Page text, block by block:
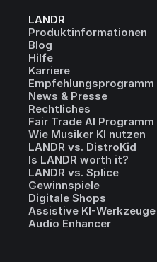
LANDR
Produktinformationen
Blog
Hilfe
Karriere
Empfehlungsprogramm
News & Presse
Rechtliches
Fair Trade AI Programm
Wie Musiker KI nutzen
LANDR vs. DistroKid
Is LANDR worth it?
LANDR vs. Splice
Gewinnspiele
Digitale Shops
Assistive KI-Werkzeuge
Audio Enhancer